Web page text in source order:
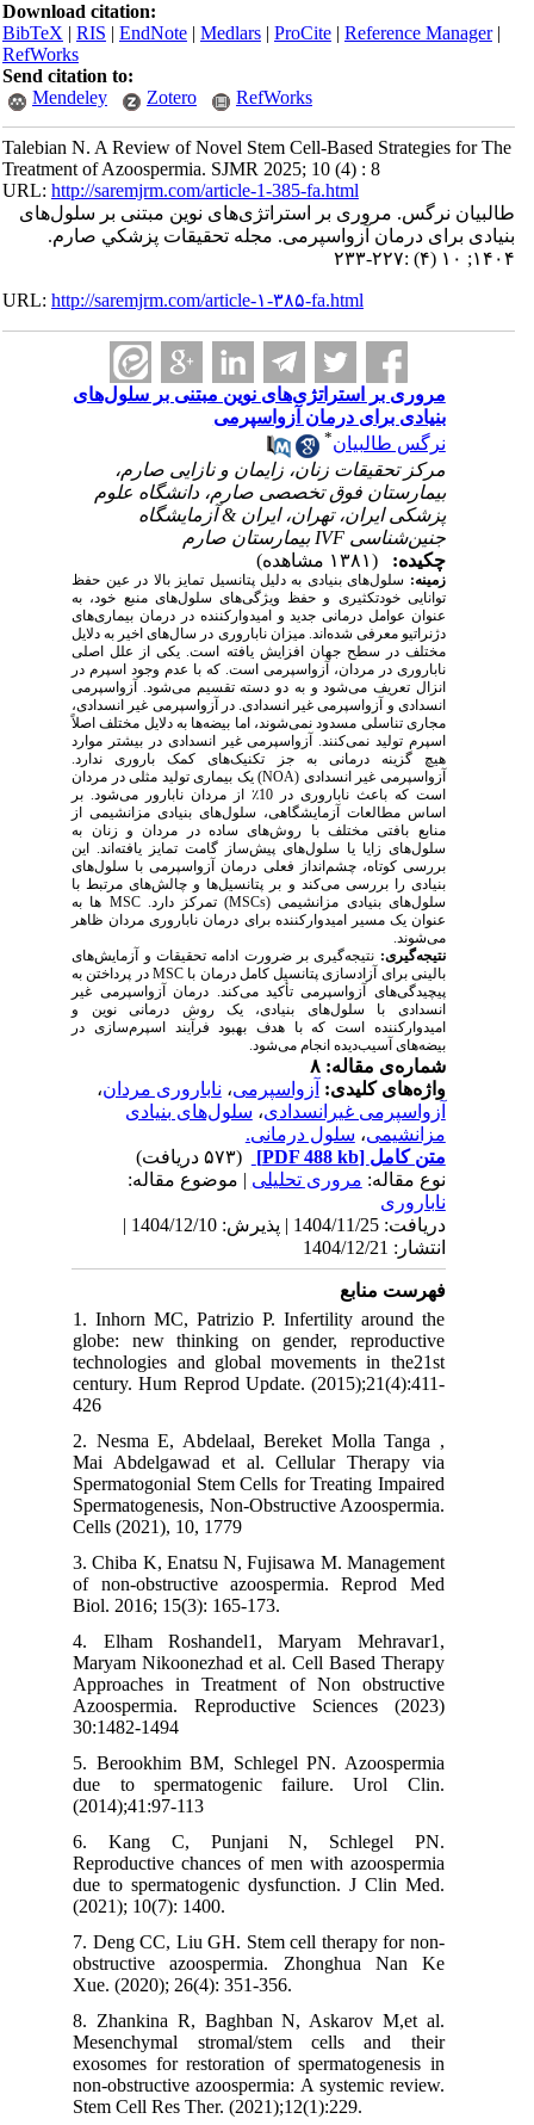
Download citation:
BibTeX|RIS|EndNote|Medlars|ProCite|Reference Manager
RefWorks
Send citation to:
Mendeley
Zotero RefWorks
Talebian N. A Review of Novel Stem Cell-Based Strategies for The
Treatment of Azoospermia. SJMR 2025; 10 (4) : 8
URL:http://saremjrm.com/article-1-385-fa.html
طالبیان نرگس. مروری بر استراتژی‌های نوین مبتنی بر سلول‌های
بنیادی برای درمان آزواسپرمی. مجله تحقيقات پزشكي صارم.
۱۴۰۴; ۱۰ (۴) :۲۲۷-۲۳۳
URL:http://saremjrm.com/article-۱-۳۸۵-fa.html
مروری بر استراتژی‌های نوین مبتنی بر سلول‌های
بنیادی برای درمان آزواسپرمی
نرگس طالبیان *
مرکز تحقیقات زنان، زایمان و نازایی صارم،
بیمارستان فوق تخصصی صارم، دانشگاه علوم
پزشکی ایران، تهران، ایران & آزمایشگاه
جنین‌شناسی IVF بیمارستان صارم
چکیده:
زمینه: سلول‌های بنیادی به دلیل پتانسیل تمایز بالا در عین حفظ
توانایی خودتکثیری و حفظ ویژگی‌های سلول‌های منبع خود، به
عنوان عوامل درمانی جدید و امیدوارکننده در درمان بیماری‌های
دژنراتیو معرفی شده‌اند.میزان ناباروری در سال‌های اخیر به دلایل
مختلف در سطح جهان افزایش یافته است. یکی از علل اصلی
ناباروری در مردان، آزواسپرمی است.که با عدم وجود اسپرم در
انزال تعریف می‌شود و به دو دسته تقسیم می‌شود. آزواسپرمی
انسدادی و آزواسپرمی غیر انسدادی. در آزواسپرمی غیر انسدادی،
مجاری تناسلی مسدود نمی‌شوند، اما بیضه‌ها به دلایل مختلف اصلاً
اسپرم تولید نمی‌کنند. آزواسپرمی غیر انسدادی در بیشتر موارد
هیچ گزینه درمانی به جز تکنیک‌های کمک باروری ندارد.
آزواسپرمی غیر انسدادی (NOA) یک بیماری تولید مثلی در مردان
است که باعث ناباروری در 10
٪از مردان نابارور می‌شود. بر
اساس مطالعات آزمایشگاهی، سلول‌های بنیادی مزانشیمی از
منابع بافتی مختلف با روش‌های ساده در مردان و زنان به
سلول‌های زایا یا سلول‌های پیش‌ساز گامت تمایز یافته‌اند. این
بررسی کوتاه، چشم‌انداز فعلی درمان آزواسپرمی با سلول‌های
بنیادی را بررسی می‌کند و بر پتانسیل‌ها و چالش‌های مرتبط با
سلول‌های بنیادی مزانشیمی ( MSCs) تمرکز دارد.MSC ها به
عنوان یک مسیر امیدوارکننده برای درمان ناباروری مردان ظاهر
می‌شوند.
نتیجه‌گیری: نتیجه‌گیری بر ضرورت ادامه تحقیقات و آزمایش‌های
بالینی برای آزادسازی پتانسیل کامل درمان با MSC در پرداختن به
پیچیدگی‌های آزواسپرمی تأکید می‌کند. درمان آزواسپرمی غیر
انسدادی با سلول‌های بنیادی، یک روش درمانی نوین و
امیدوارکننده است که با هدف بهبود فرآیند اسپرم‌سازی در
بیضه‌های آسیب‌دیده انجام می‌شود.
شماره‌ی مقاله: ۸
واژه‌های کلیدی:آزواسپرمی،ناباروری مردان ،
آزواسپرمی غیرانسدادی،سلول‌های بنیادی
مزانشیمی،سلول درمانی.
متن کامل[PDF 488 kb]
نوع مقاله:مروری تحلیلی| موضوع مقاله:
ناباروری
دریافت: 1404/11/25 | پذیرش: 1404/12/10 |
انتشار: 1404/12/21
فهرست منابع
1. Inhorn MC, Patrizio P. Infertility around the
globe: new thinking on gender, reproductive
technologies and global movements in the21st
century. Hum Reprod Update. (2015);21(4):411-
426
2. Nesma E, Abdelaal, Bereket Molla Tanga ,
Mai Abdelgawad et al. Cellular Therapy via
Spermatogonial Stem Cells for Treating Impaired
Spermatogenesis, Non-Obstructive Azoospermia.
Cells (2021), 10, 1779
3. Chiba K, Enatsu N, Fujisawa M. Management
of non-obstructive azoospermia. Reprod Med
Biol. 2016; 15(3): 165-173.
4. Elham Roshandel1, Maryam Mehravar1,
Maryam Nikoonezhad et al. Cell Based Therapy
Approaches in Treatment of Non obstructive
Azoospermia. Reproductive Sciences (2023)
30:1482-1494
5. Berookhim BM, Schlegel PN. Azoospermia
due to spermatogenic failure. Urol Clin.
(2014);41:97-113
6. Kang C, Punjani N, Schlegel PN.
Reproductive chances of men with azoospermia
due to spermatogenic dysfunction. J Clin Med.
(2021); 10(7): 1400.
7. Deng CC, Liu GH. Stem cell therapy for non-
obstructive azoospermia. Zhonghua Nan Ke
Xue. (2020); 26(4): 351-356.
8. Zhankina R, Baghban N, Askarov M,et al.
Mesenchymal stromal/stem cells and their
exosomes for restoration of spermatogenesis in
non-obstructive azoospermia: A systemic review.
Stem Cell Res Ther. (2021);12(1):229.